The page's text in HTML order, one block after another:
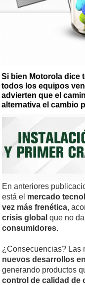
Si bien Motorola dice
todos los equipos
advierten que el
alternativa el cambio
En anteriores
está el mercado
vez más frenética,
crisis global que no
consumidores.
¿Consecuencias? Las
nuevos desarrollos
generando productos
control de calidad de